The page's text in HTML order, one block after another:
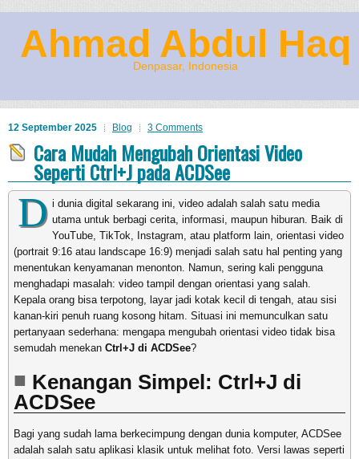
Ahmad Abdul Haq
Denpasar, Indonesia
12 September 2025 Blog 3 Comments
Cara Mudah Mengubah Orientasi Video
Seperti Ctrl+J pada ACDSee
D i dunia digital sekarang ini, video adalah salah satu media
utama untuk berbagi cerita, informasi, maupun hiburan. Baik di
YouTube, TikTok, Instagram, atau platform lain, orientasi video
(portrait 9:16 atau landscape 16:9) menjadi salah satu hal penting yang
menentukan kenyamanan menonton. Namun, sering kali pengguna
menghadapi masalah: video tampil dengan orientasi yang salah.
Kepala orang bisa terpotong, layar jadi kotak kecil di tengah, atau sisi
kanan-kiri penuh ruang kosong hitam. Situasi ini memunculkan satu
pertanyaan sederhana: mengapa mengubah orientasi video tidak bisa
semudah menekan Ctrl+J di ACDSee?
Kenangan Simpel: Ctrl+J di
ACDSee
Bagi yang sudah lama berkecimpung dengan dunia komputer, ACDSee
adalah salah satu aplikasi klasik untuk melihat foto. Versi lawas seperti